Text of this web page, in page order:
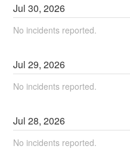
Jul30,2026
No incidents reported.
Jul29,2026
No incidents reported.
Jul28,2026
No incidents reported.